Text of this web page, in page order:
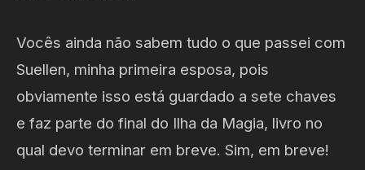
Vocês ainda não sabem tudo o que passei com
Suellen, minha primeira esposa, pois
obviamente isso está guardado a sete chaves
e faz parte do final do Ilha da Magia, livro no
qual devo terminar em breve. Sim, em breve!